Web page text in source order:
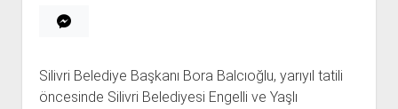
Silivri Belediye Başkanı Bora Balcıoğlu, yarıyıl tatili
öncesinde Silivri Belediyesi Engelli ve Yaşlı